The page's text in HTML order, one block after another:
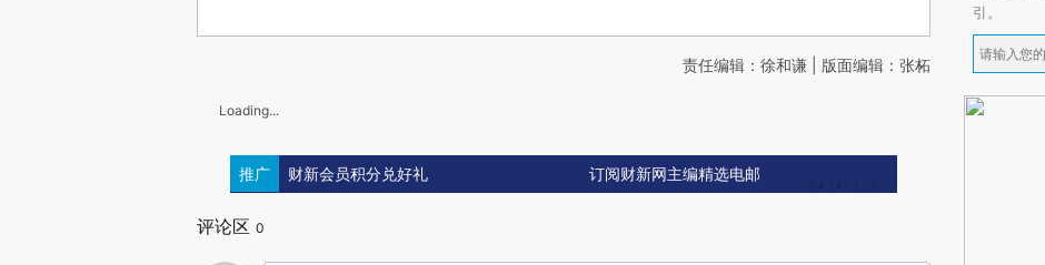
责任编辑：徐和谦 | 版面编辑：张柘
Loading...
推广 财新会员积分兑好礼 订阅财新网主编精选电邮
评论区 0
引。